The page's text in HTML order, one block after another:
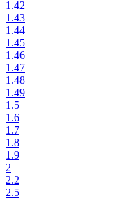
1.42
1.43
1.44
1.45
1.46
1.47
1.48
1.49
1.5
1.6
1.7
1.8
1.9
2
2.2
2.5